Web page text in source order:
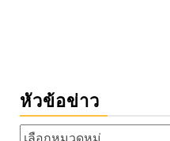
หัวข้อข่าว
หัวข้อ